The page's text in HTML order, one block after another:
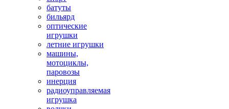
батуты
бильярд
оптические
игрушки
летние игрушки
машины,
мотоциклы,
паровозы
инерция
радиоуправляемая
игрушка